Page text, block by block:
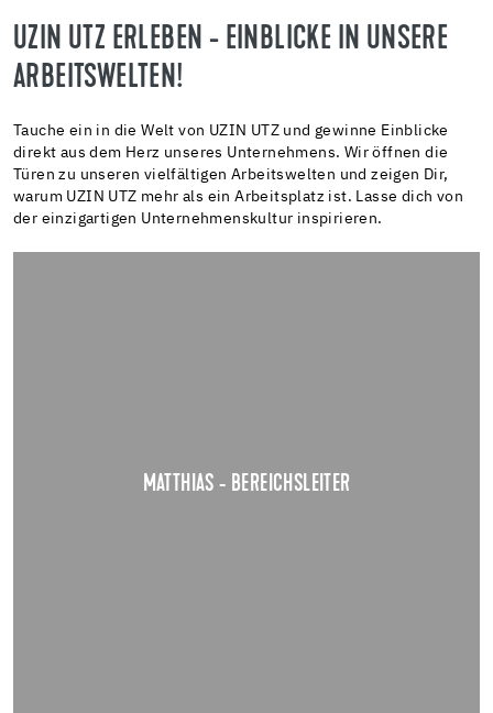
UZIN UTZ ERLEBEN - EINBLICKE IN UNSERE
ARBEITSWELTEN!
Tauche ein in die Welt von UZIN UTZ und gewinne Einblicke
direkt aus dem Herz unseres Unternehmens. Wir öffnen die
Türen zu unseren vielfältigen Arbeitswelten und zeigen Dir,
warum UZIN UTZ mehr als ein Arbeitsplatz ist. Lasse dich von
der einzigartigen Unternehmenskultur inspirieren.
MATTHIAS - BEREICHSLEITER